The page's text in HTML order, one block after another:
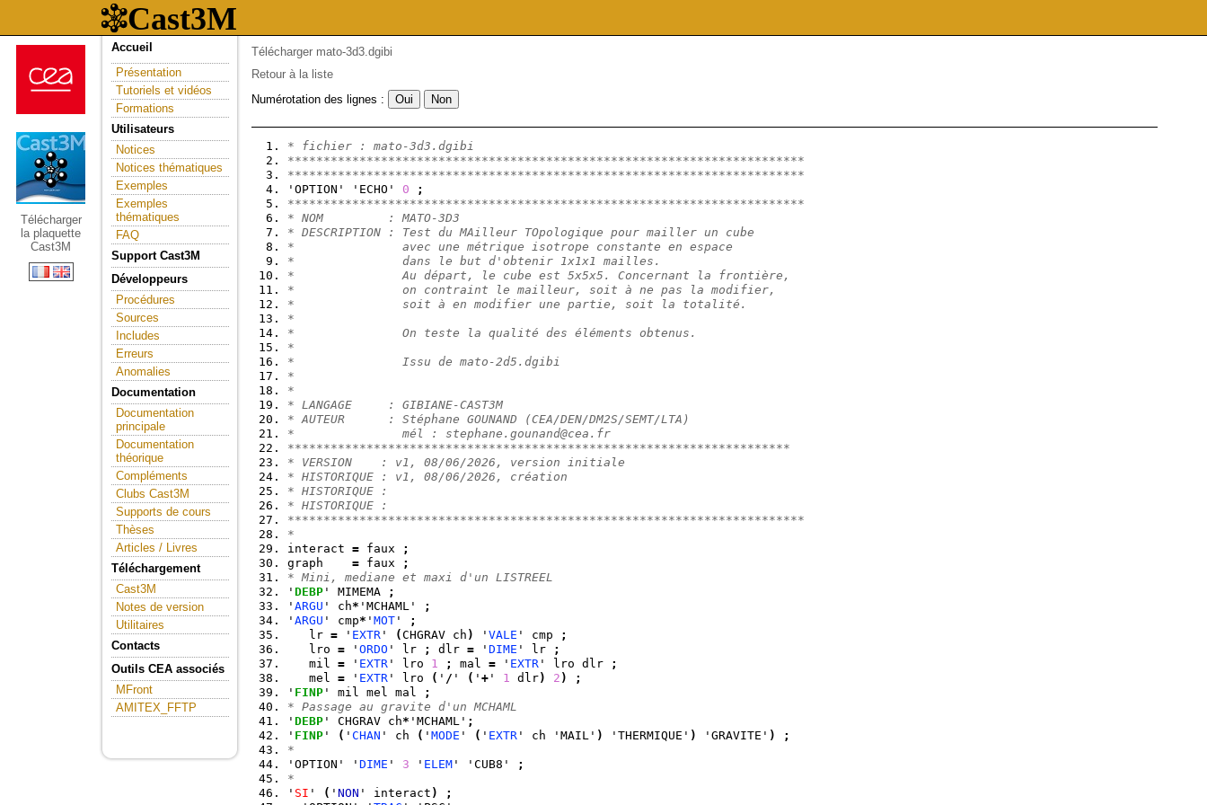
Télécharger
la plaquette
Cast3M
Accueil
Présentation
Tutoriels et vidéos
Formations
Utilisateurs
Notices
Notices thématiques
Exemples
Exemples
thématiques
FAQ
Support Cast3M
Développeurs
Procédures
Sources
Includes
Erreurs
Anomalies
Documentation
Documentation
principale
Documentation
théorique
Compléments
Clubs Cast3M
Supports de cours
Thèses
Articles / Livres
Téléchargement
Cast3M
Notes de version
Utilitaires
Contacts
Outils CEA associés
MFront
AMITEX_FFTP
Télécharger mato-3d3.dgibi
Retour à la liste
Numérotation des lignes :
* fichier : mato-3d3.dgibi
************************************************************************
************************************************************************
'OPTION' 'ECHO' 0
;
************************************************************************
* NOM         : MATO-3D3
* DESCRIPTION : Test du MAilleur TOpologique pour mailler un cube
*               avec une métrique isotrope constante en espace
*               dans le but d'obtenir 1x1x1 mailles.
*               Au départ, le cube est 5x5x5. Concernant la frontière,
*               on contraint le mailleur, soit à ne pas la modifier,
*               soit à en modifier une partie, soit la totalité.
*
*               On teste la qualité des éléments obtenus.
*
*               Issu de mato-2d5.dgibi
*
*
* LANGAGE     : GIBIANE-CAST3M
* AUTEUR      : Stéphane GOUNAND (CEA/DEN/DM2S/SEMT/LTA)
*               mél : stephane.gounand@cea.fr
**********************************************************************
* VERSION    : v1, 08/06/2026, version initiale
* HISTORIQUE : v1, 08/06/2026, création
* HISTORIQUE :
* HISTORIQUE :
************************************************************************
*
interact = faux
;
graph = faux
;
* Mini, mediane et maxi d'un LISTREEL
' DEBP ' MIMEMA
;
' ARGU ' ch* 'MCHAML'
;
' ARGU ' cmp* ' MOT '
;
   lr
= ' EXTR ' (CHGRAV ch ) ' VALE ' cmp
;
   lro
= ' ORDO ' lr ; dlr = ' DIME ' lr
;
   mil
= ' EXTR ' lro 1 ; mal = ' EXTR ' lro dlr
;
   mel
= ' EXTR ' lro ( ' / ' ( ' + ' 1 dlr) 2 )
;
' FINP ' mil mel mal
;
* Passage au gravite d'un MCHAML
' DEBP ' CHGRAV ch* 'MCHAML' ;
' FINP ' ( ' CHAN ' ch ( ' MODE ' ( ' EXTR ' ch 'MAIL' ) 'THERMIQUE' ) 'GRAVITE' )
;
*
'OPTION' ' DIME ' 3 ' ELEM ' 'CUB8'
;
*
' SI ' ( ' NON ' interact )
;